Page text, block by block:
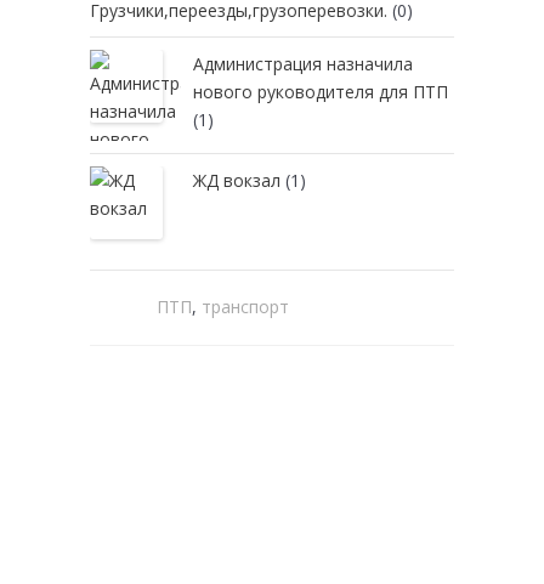
Грузчики,переезды,грузоперевозки. (0)
Администрация назначила
нового руководителя для ПТП
(1)
ЖД вокзал (1)
ПТП, транспорт